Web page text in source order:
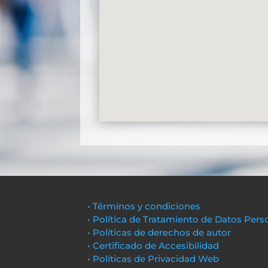
• Términos y condiciones
• Política de Tratamiento de Datos
• Políticas de derechos de autor
• Certificado de Accesibilidad
• Políticas de Privacidad Web